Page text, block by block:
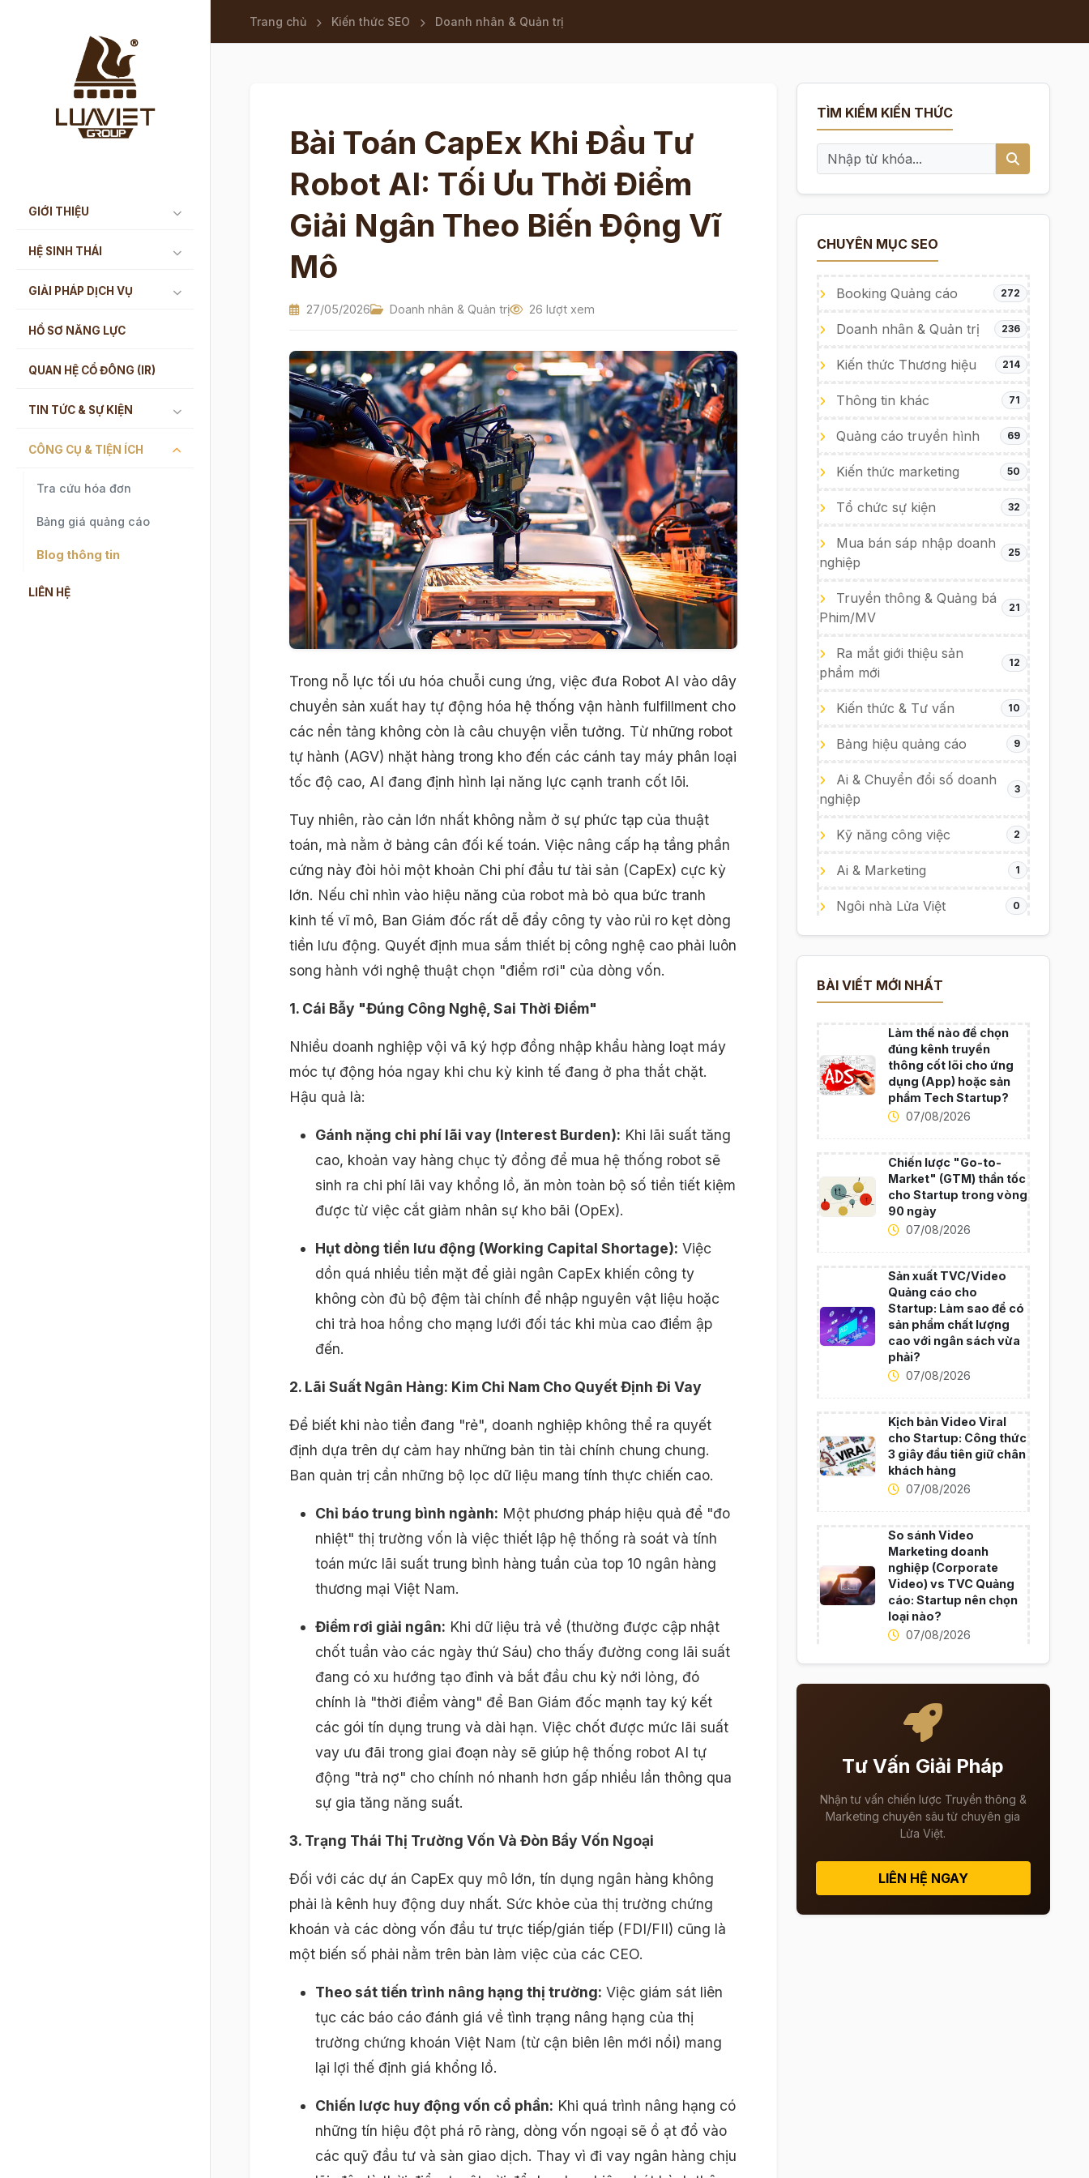
GIỚI THIỆU
HỆ SINH THÁI
GIẢI PHÁP DỊCH VỤ
HỒ SƠ NĂNG LỰC
QUAN HỆ CỔ ĐÔNG (IR)
TIN TỨC & SỰ KIỆN
CÔNG CỤ & TIỆN ÍCH
Tra cứu hóa đơn
Bảng giá quảng cáo
Blog thông tin
LIÊN HỆ
Trang chủ Kiến thức SEO Doanh nhân & Quản trị
Bài Toán CapEx Khi Đầu Tư
Robot AI: Tối Ưu Thời Điểm
Giải Ngân Theo Biến Động Vĩ
Mô
27/05/2026 Doanh nhân & Quản trị 26 lượt xem
Trong nỗ lực tối ưu hóa chuỗi cung ứng, việc đưa Robot AI vào dây
chuyền sản xuất hay tự động hóa hệ thống vận hành fulfillment cho
các nền tảng không còn là câu chuyện viễn tưởng. Từ những robot
tự hành (AGV) nhặt hàng trong kho đến các cánh tay máy phân loại
tốc độ cao, AI đang định hình lại năng lực cạnh tranh cốt lõi.
Tuy nhiên, rào cản lớn nhất không nằm ở sự phức tạp của thuật
toán, mà nằm ở bảng cân đối kế toán. Việc nâng cấp hạ tầng phần
cứng này đòi hỏi một khoản Chi phí đầu tư tài sản (CapEx) cực kỳ
lớn. Nếu chỉ nhìn vào hiệu năng của robot mà bỏ qua bức tranh
kinh tế vĩ mô, Ban Giám đốc rất dễ đẩy công ty vào rủi ro kẹt dòng
tiền lưu động. Quyết định mua sắm thiết bị công nghệ cao phải luôn
song hành với nghệ thuật chọn "điểm rơi" của dòng vốn.
1. Cái Bẫy "Đúng Công Nghệ, Sai Thời Điểm"
Nhiều doanh nghiệp vội vã ký hợp đồng nhập khẩu hàng loạt máy
móc tự động hóa ngay khi chu kỳ kinh tế đang ở pha thắt chặt.
Hậu quả là:
Gánh nặng chi phí lãi vay (Interest Burden): Khi lãi suất tăng
cao, khoản vay hàng chục tỷ đồng để mua hệ thống robot sẽ
sinh ra chi phí lãi vay khổng lồ, ăn mòn toàn bộ số tiền tiết kiệm
được từ việc cắt giảm nhân sự kho bãi (OpEx).
Hụt dòng tiền lưu động (Working Capital Shortage): Việc
dồn quá nhiều tiền mặt để giải ngân CapEx khiến công ty
không còn đủ bộ đệm tài chính để nhập nguyên vật liệu hoặc
chi trả hoa hồng cho mạng lưới đối tác khi mùa cao điểm ập
đến.
2. Lãi Suất Ngân Hàng: Kim Chỉ Nam Cho Quyết Định Đi Vay
Để biết khi nào tiền đang "rẻ", doanh nghiệp không thể ra quyết
định dựa trên dự cảm hay những bản tin tài chính chung chung.
Ban quản trị cần những bộ lọc dữ liệu mang tính thực chiến cao.
Chỉ báo trung bình ngành: Một phương pháp hiệu quả để "đo
nhiệt" thị trường vốn là việc thiết lập hệ thống rà soát và tính
toán mức lãi suất trung bình hàng tuần của top 10 ngân hàng
thương mại Việt Nam.
Điểm rơi giải ngân: Khi dữ liệu trả về (thường được cập nhật
chốt tuần vào các ngày thứ Sáu) cho thấy đường cong lãi suất
đang có xu hướng tạo đỉnh và bắt đầu chu kỳ nới lỏng, đó
chính là "thời điểm vàng" để Ban Giám đốc mạnh tay ký kết
các gói tín dụng trung và dài hạn. Việc chốt được mức lãi suất
vay ưu đãi trong giai đoạn này sẽ giúp hệ thống robot AI tự
động "trả nợ" cho chính nó nhanh hơn gấp nhiều lần thông qua
sự gia tăng năng suất.
3. Trạng Thái Thị Trường Vốn Và Đòn Bẩy Vốn Ngoại
Đối với các dự án CapEx quy mô lớn, tín dụng ngân hàng không
phải là kênh huy động duy nhất. Sức khỏe của thị trường chứng
khoán và các dòng vốn đầu tư trực tiếp/gián tiếp (FDI/FII) cũng là
một biến số phải nằm trên bàn làm việc của các CEO.
Theo sát tiến trình nâng hạng thị trường: Việc giám sát liên
tục các báo cáo đánh giá về tình trạng nâng hạng của thị
trường chứng khoán Việt Nam (từ cận biên lên mới nổi) mang
lại lợi thế định giá khổng lồ.
Chiến lược huy động vốn cổ phần: Khi quá trình nâng hạng có
những tín hiệu đột phá rõ ràng, dòng vốn ngoại sẽ ồ ạt đổ vào
các quỹ đầu tư và sàn giao dịch. Thay vì đi vay ngân hàng chịu
TÌM KIẾM KIẾN THỨC
CHUYÊN MỤC SEO
Booking Quảng cáo 272
Doanh nhân & Quản trị 236
Kiến thức Thương hiệu 214
Thông tin khác 71
Quảng cáo truyền hình 69
Kiến thức marketing 50
Tổ chức sự kiện 32
Mua bán sáp nhập doanh
nghiệp
25
Truyền thông & Quảng bá
Phim/MV
21
Ra mắt giới thiệu sản
phẩm mới
12
Kiến thức & Tư vấn 10
Bảng hiệu quảng cáo 9
Ai & Chuyển đổi số doanh
nghiệp
3
Kỹ năng công việc 2
Ai & Marketing 1
Ngôi nhà Lửa Việt 0
BÀI VIẾT MỚI NHẤT
Làm thế nào để chọn
đúng kênh truyền
thông cốt lõi cho ứng
dụng (App) hoặc sản
phẩm Tech Startup?
07/08/2026
Chiến lược "Go-to-
Market" (GTM) thần tốc
cho Startup trong vòng
90 ngày
07/08/2026
Sản xuất TVC/Video
Quảng cáo cho
Startup: Làm sao để có
sản phẩm chất lượng
cao với ngân sách vừa
phải?
07/08/2026
Kịch bản Video Viral
cho Startup: Công thức
3 giây đầu tiên giữ chân
khách hàng
07/08/2026
So sánh Video
Marketing doanh
nghiệp (Corporate
Video) vs TVC Quảng
cáo: Startup nên chọn
loại nào?
07/08/2026
Tư Vấn Giải Pháp
Nhận tư vấn chiến lược Truyền thông &
Marketing chuyên sâu từ chuyên gia
Lửa Việt.
LIÊN HỆ NGAY